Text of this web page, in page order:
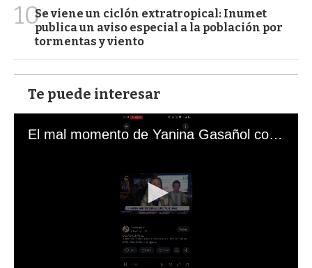
10Se viene un ciclón extratropical: Inumet
publica un aviso especial a la población por
tormentas y viento
Te puede interesar
El mal momento de Yanina Gasañol con un hincha argentino en "Subrayado"